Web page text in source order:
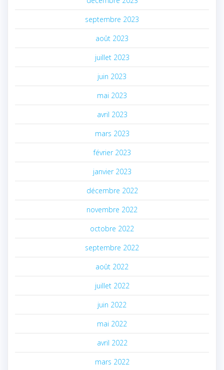
septembre 2023
août 2023
juillet 2023
juin 2023
mai 2023
avril 2023
mars 2023
février 2023
janvier 2023
décembre 2022
novembre 2022
octobre 2022
septembre 2022
août 2022
juillet 2022
juin 2022
mai 2022
avril 2022
mars 2022